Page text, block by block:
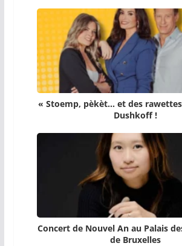
« Stoemp, pèkèt… et des
Dushkoff !
Concert de Nouvel An au Palais
de Bruxelles